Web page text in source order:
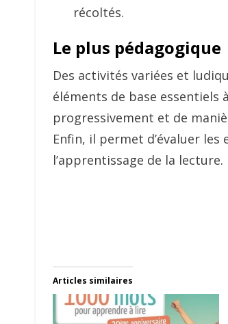
récoltés.
Le plus pédagogique
Des activités variées et
éléments de base essentiels
progressivement et de
Enfin, il permet d’évaluer
l’apprentissage de la lecture.
Articles similaires